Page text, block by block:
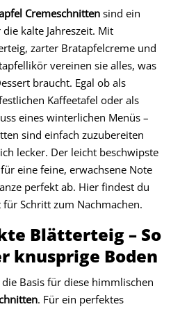
Cremeschnittensind ein
kalte Jahreszeit. Mit
zarter Bratapfelcreme und
vereinen sie alles, was
braucht. Egal ob als
Kaffeetafel oder als
eines winterlichen Menüs –
sind einfach zuzubereiten
lecker. Der leicht beschwipste
eine feine, erwachsene Note
perfekt ab. Hier findest du
für Schritt zum Nachmachen.
Blätterteig – So
knusprige Boden
Basis für diese himmlischen
. Für ein perfektes